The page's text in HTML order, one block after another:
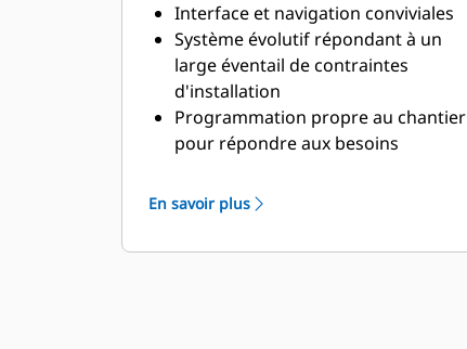
Interface et navigation conviviales
Système évolutif répondant à un
large éventail de contraintes
d'installation
Programmation propre au chantier
pour répondre aux besoins
En savoir plus